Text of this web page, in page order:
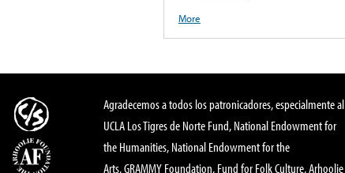
More
Agradecemos a todos los patronicadores, especialmente al
UCLA Los Tigres de Norte Fund, National Endowment for
the Humanities, National Endowment for the
Arts, GRAMMY Foundation, Fund for Folk Culture, Arhoolie